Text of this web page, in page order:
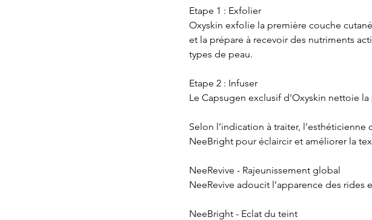
Etape 1 : Exfolier
Oxyskin exfolie la première couche
et la prépare à recevoir des nutriments
types de peau.
Etape 2 : Infuser
Le Capsugen exclusif d'Oxyskin nettoie
Selon l’indication à traiter,
NeeBright pour éclaircir et améliorer la
NeeRevive - Rajeunissement global
NeeRevive adoucit l’apparence des rides
NeeBright - Eclat du teint